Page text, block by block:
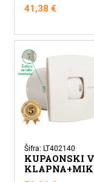
41,38€
Šifra: LT402140
KUPAONSKI